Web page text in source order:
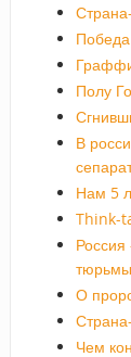
Полу
В
Нам 5
Think-
О
Чем